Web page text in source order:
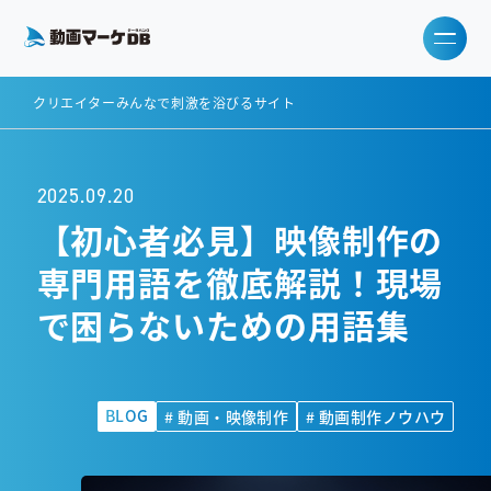
クリエイターみんなで刺激を浴びるサイト
2025.09.20
【初心者必見】映像制作の
専門用語を徹底解説！現場
で困らないための用語集
BLOG # 動画・映像制作 # 動画制作ノウハウ